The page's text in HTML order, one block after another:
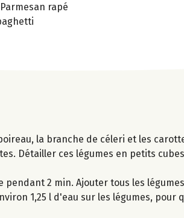
rapé
la branche de céleri et les
Détailler ces légumes en petits
2 min. Ajouter tous les
1,25 l d'eau sur les légumes, pour